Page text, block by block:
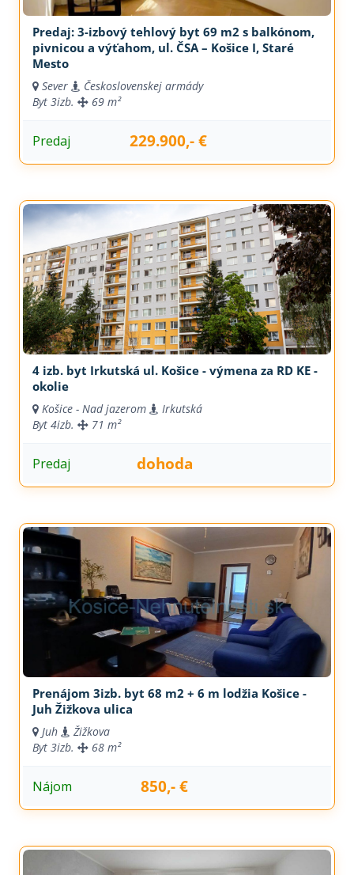
Predaj: 3-izbový tehlový byt 69 m2 s balkónom,
pivnicou a výťahom, ul. ČSA – Košice I, Staré
Mesto
Sever
Československej armády
Byt 3izb. 69 m²
Predaj 229.900,- €
4 izb. byt Irkutská ul. Košice - výmena za RD KE -
okolie
Košice - Nad jazerom
Irkutská
Byt 4izb. 71 m²
Predaj dohoda
Prenájom 3izb. byt 68 m2 + 6 m lodžia Košice -
Juh Žižkova ulica
Juh
Žižkova
Byt 3izb. 68 m²
Nájom 850,- €